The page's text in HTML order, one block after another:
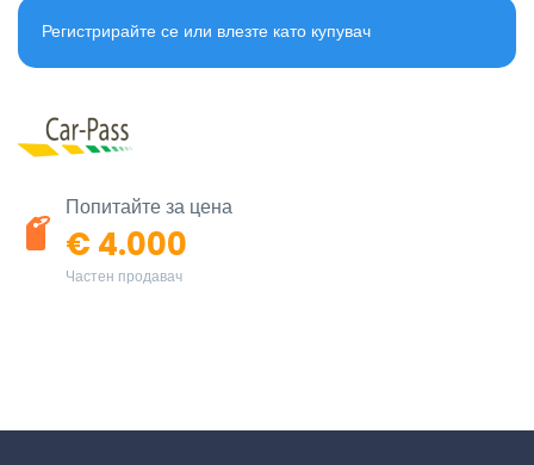
Регистрирайте се или влезте като купувач
Попитайте за цена
€ 4.000
Частен продавач